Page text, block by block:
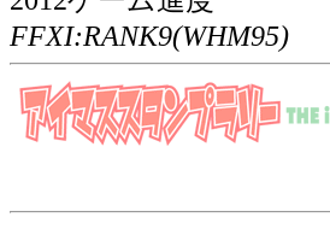
FFXI:RANK9(WHM95)